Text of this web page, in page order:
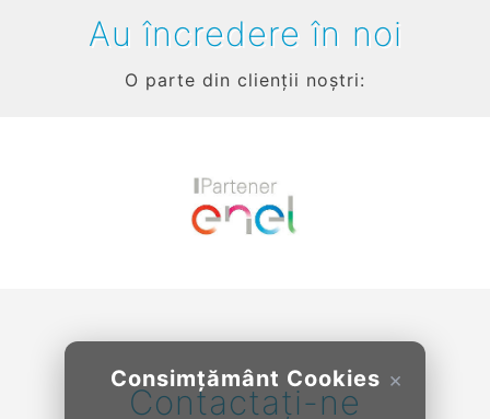
×
Consimțământ Cookies
Au încredere în noi
O parte din clienții noștri:
Contactați-ne